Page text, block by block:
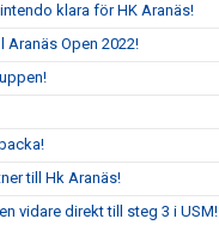
klara för HK Aranäs!
Aranäs Open 2022!
till Hk Aranäs!
vidare direkt till steg 3 i USM!